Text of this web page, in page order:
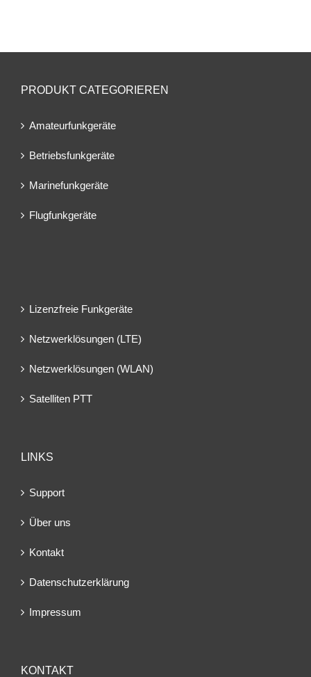
PRODUKT CATEGORIEREN
Amateurfunkgeräte
Betriebsfunkgeräte
Marinefunkgeräte
Flugfunkgeräte
Lizenzfreie Funkgeräte
Netzwerklösungen (LTE)
Netzwerklösungen (WLAN)
Satelliten PTT
LINKS
Support
Über uns
Kontakt
Datenschutzerklärung
Impressum
KONTAKT